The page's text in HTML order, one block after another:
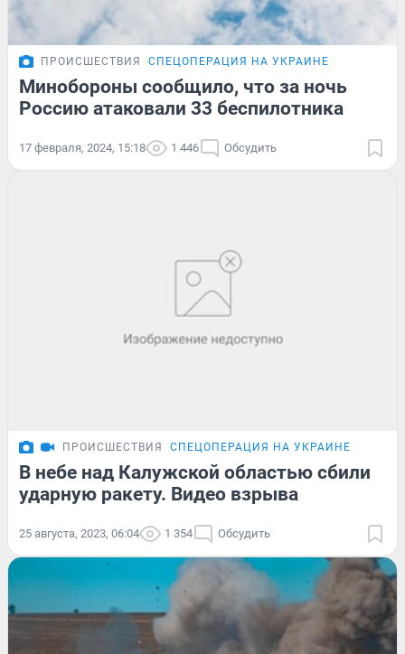
ПРОИСШЕСТВИЯ СПЕЦОПЕРАЦИЯ НА УКРАИНЕ
Минобороны сообщило, что за ночь
Россию атаковали 33 беспилотника
17 февраля, 2024, 15:18 1 446 Обсудить
ПРОИСШЕСТВИЯ СПЕЦОПЕРАЦИЯ НА УКРАИНЕ
В небе над Калужской областью сбили
ударную ракету. Видео взрыва
25 августа, 2023, 06:04 1 354 Обсудить